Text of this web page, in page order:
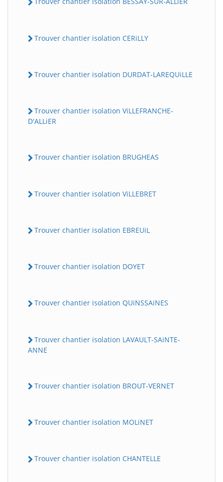
Trouver chantier isolation CERiLLY
Trouver chantier isolation DURDAT-LAREQUiLLE
Trouver chantier isolation ViLLEFRANCHE-
D'ALLiER
Trouver chantier isolation BRUGHEAS
Trouver chantier isolation ViLLEBRET
Trouver chantier isolation EBREUiL
Trouver chantier isolation DOYET
Trouver chantier isolation QUiNSSAiNES
Trouver chantier isolation LAVAULT-SAiNTE-
ANNE
Trouver chantier isolation BROUT-VERNET
Trouver chantier isolation MOLiNET
Trouver chantier isolation CHANTELLE